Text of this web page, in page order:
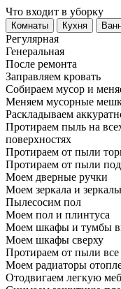
Что входит в уборку
Регу­лярная
Гене­ральная
После ремонта
Заправляем кровать
Собираем мусор и
Меняем мусорные
Раскладываем
Протираем пыль на
поверхностях
Протираем от пыли
Протираем от пыли
Моем дверные ручки
Моем зеркала и
Пылесосим пол
Моем пол и плинтуса
Моем шкафы и тумбы
Моем шкафы сверху
Протираем от пыли
Моем радиаторы
Отодвигаем легкую